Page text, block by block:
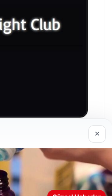
daha iyi anlayabilmek,
×